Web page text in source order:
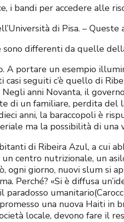
i bandi per accedere alle
di Pisa. –
differenti da quelle
A portare un esempio
seguiti c’è quello di
Negli anni Novanta, il
di un familiare, perdita del
anni, la baraccopoli è
ma la possibilità di una
di Ribeira Azul, a cui
centro nutrizionale, un
ogni giorno, nuovi slum
Perché? «Si è diffusa
una nuova Haiti in
locale, devono fare il